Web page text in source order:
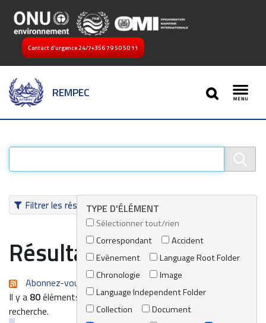
Contact d’urgence 24/7+356 79 50 50 11
REMPEC
SEARCH
Filtrer les résultatsTYPE D'ÉLÉMENT
Sélectionner tout/rien
Correspondant
Accident
Evènement
Language Root Folder
Chronologie
Image
Language Independent Folder
Collection
Document
Résultats de recherche
Abonnez-vous au flux RSS de cette recherche
Il y a 80éléments qui correspondent à vos termes de
recherche.